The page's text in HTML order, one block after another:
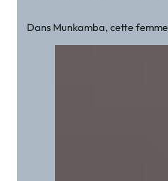
Dans Munkamba, cette